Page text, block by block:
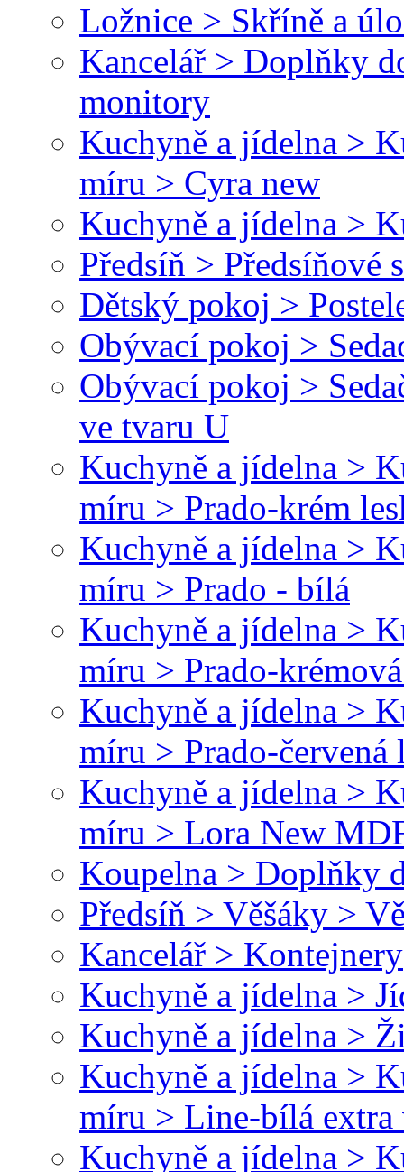
Ložnice > Skříně a
Kancelář > Doplňky
monitory
Kuchyně a jídelna >
míru > Cyra new
Kuchyně a jídelna >
Předsíň > Předsíňové
Dětský pokoj >
Obývací pokoj >
Obývací pokoj >
ve tvaru U
Kuchyně a jídelna >
míru > Prado-krém
Kuchyně a jídelna >
míru > Prado - bílá
Kuchyně a jídelna >
míru > Prado-
Kuchyně a jídelna >
míru > Prado-červená
Kuchyně a jídelna >
míru > Lora New
Koupelna > Doplňky
Předsíň > Věšáky >
Kancelář > Kontejnery
Kuchyně a jídelna >
Kuchyně a jídelna >
Kuchyně a jídelna >
míru > Line-bílá extra
Kuchyně a jídelna >